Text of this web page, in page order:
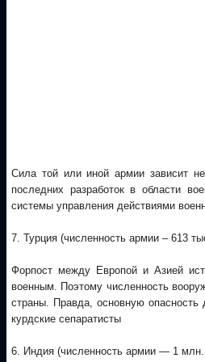
Сила той или иной армии зависит
последних разработок в области
системы управления действиями
7. Турция (численность армии – 613
Форпост между Европой и Азией
военным. Поэтому численность
страны. Правда, основную опасность
курдские сепаратисты
6. Индия (численность армии — 1 млн.